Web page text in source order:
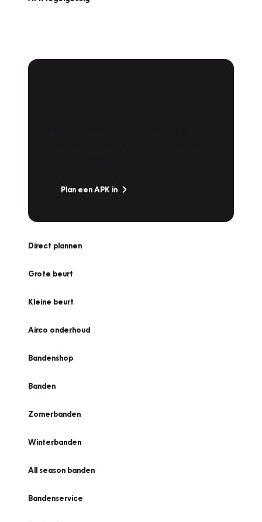
Plan een APK in
Direct plannen
Grote beurt
Kleine beurt
Airco onderhoud
Bandenshop
Banden
Zomerbanden
Winterbanden
All season banden
Bandenservice